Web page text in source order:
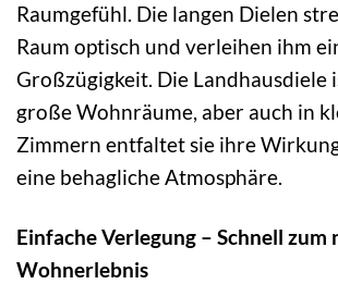
Raumgefühl. Die langen Dielen
Raum optisch und verleihen ihm
Großzügigkeit. Die Landhausdiele
große Wohnräume, aber auch in
Zimmern entfaltet sie ihre
eine behagliche Atmosphäre.
Einfache Verlegung – Schnell zum
Wohnerlebnis